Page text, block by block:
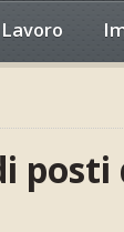
Lavoro